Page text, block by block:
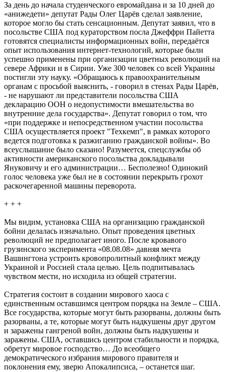
За день до начала студенческого евромайдана и за 10 дней до
«анижедети» депутат Рады Олег Царёв сделал заявление,
которое могло бы стать сенсационным. Депутат заявил, что в
посольстве США под кураторством посла Джеффри Пайетта
готовятся специалисты информационных войн, передаётся
опыт использования интернет-технологий, которые были
успешно применены при организации цветных революций на
севере Африки и в Сирии. Уже 300 человек со всей Украины
постигли эту науку. «Обращаюсь к правоохранительным
органам с просьбой выяснить, - говорил в стенах Рады Царёв,
- не нарушают ли представители посольства США
декларацию ООН о недопустимости вмешательства во
внутренние дела государства». Депутат говорил о том, что
«при поддержке и непосредственном участии посольства
США осуществляется проект "Техкемп", в рамках которого
ведется подготовка к разжиганию гражданской войны». Во
всеуслышание было сказано! Разумеется, спецслужбы об
активности американского посольства докладывали
Януковичу и его администрации… Бесполезно! Одинокий
голос человека уже был не в состоянии перекрыть грохот
раскочегаренной машины переворота.
+ + +
Мы видим, установка США на организацию гражданской
бойни делалась изначально. Опыт проведения цветных
революций не предполагает иного. После кровавого
грузинского эксперимента «08.08.08» давняя мечта
Вашингтона устроить кровопролитный конфликт между
Украиной и Россией стала целью. Цель подпитывалась
чувством мести, но исходила из общей стратегии.
Стратегия состоит в создании мирового хаоса с
единственным оставшимся центром порядка на Земле – США.
Все государства, которые могут быть разорваны, должны быть
разорваны, а те, которые могут быть надкушены друг другом
и заражены гангреной войн, должны быть надкушены и
заражены. США, оставшись центром стабильности и порядка,
обретут мировое господство… До всеобщего
демократического избрания мирового правителя и
поклонения ему, зверю Апокалипсиса, – останется шаг.